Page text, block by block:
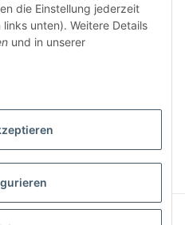
die Einstellung jederzeit
unten). Weitere Details
und in unserer
USt., zzgl.
GmbH